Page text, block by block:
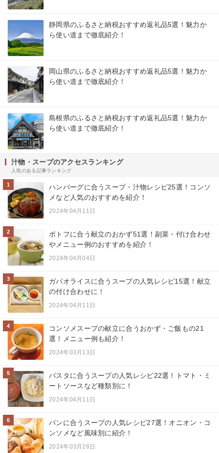
静岡県のふるさと納税おすすめ返礼品5選！魅力か
ら使い道まで徹底紹介！
岡山県のふるさと納税おすすめ返礼品5選！魅力か
ら使い道まで徹底紹介！
島根県のふるさと納税おすすめ返礼品5選！魅力か
ら使い道まで徹底紹介！
汁物・スープのアクセスランキング
人気のある記事ランキング
1
ハンバーグに合うスープ・汁物レシピ25選！コンソ
メなど人気のおすすめを紹介！
2024年04月11日
2
ポトフに合う献立のおかず51選！副菜・付け合わせ
やメニュー例のおすすめを紹介！
2024年04月04日
3
ガパオライスに合うスープの人気レシピ15選！献立
の付け合わせに！
2024年04月11日
4
コンソメスープの献立に合うおかず・ご飯もの21
選！メニュー例も紹介！
2024年03月13日
5
パスタに合うスープの人気レシピ22選！トマト・ミ
ートソースなど種類別に！
2024年04月11日
6
パンに合うスープの人気レシピ27選！オニオン・コ
ンソメなど風味別に紹介！
2024年03月28日